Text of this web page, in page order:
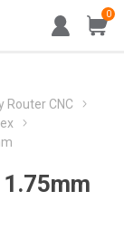
0
Router CNC